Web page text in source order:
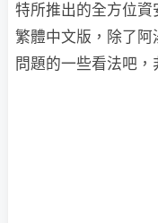
特所推出的全方位
繁體中文版，除了
問題的一些看法吧，